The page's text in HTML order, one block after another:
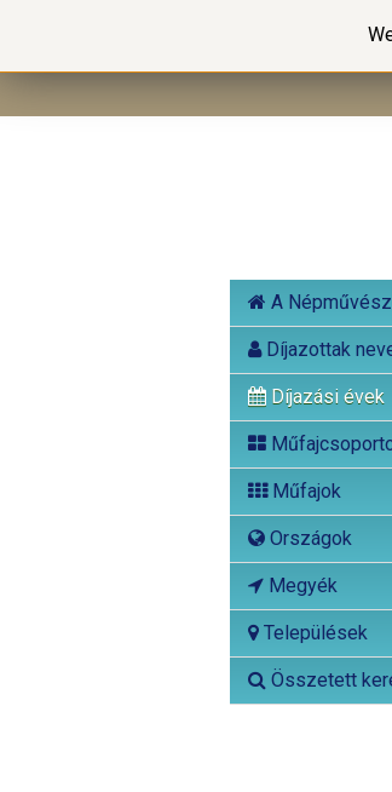
A
Díjazottak
Díjazási évek
Műfajok
Országok
Megyék
Települések
Összetett